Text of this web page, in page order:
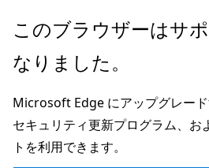
メ
ン
ン
テ
ン
このブラウザーはサ
なりました。
Microsoft Edge にアップグレード
セキュリティ更新プログラム、お
トを利用できます。